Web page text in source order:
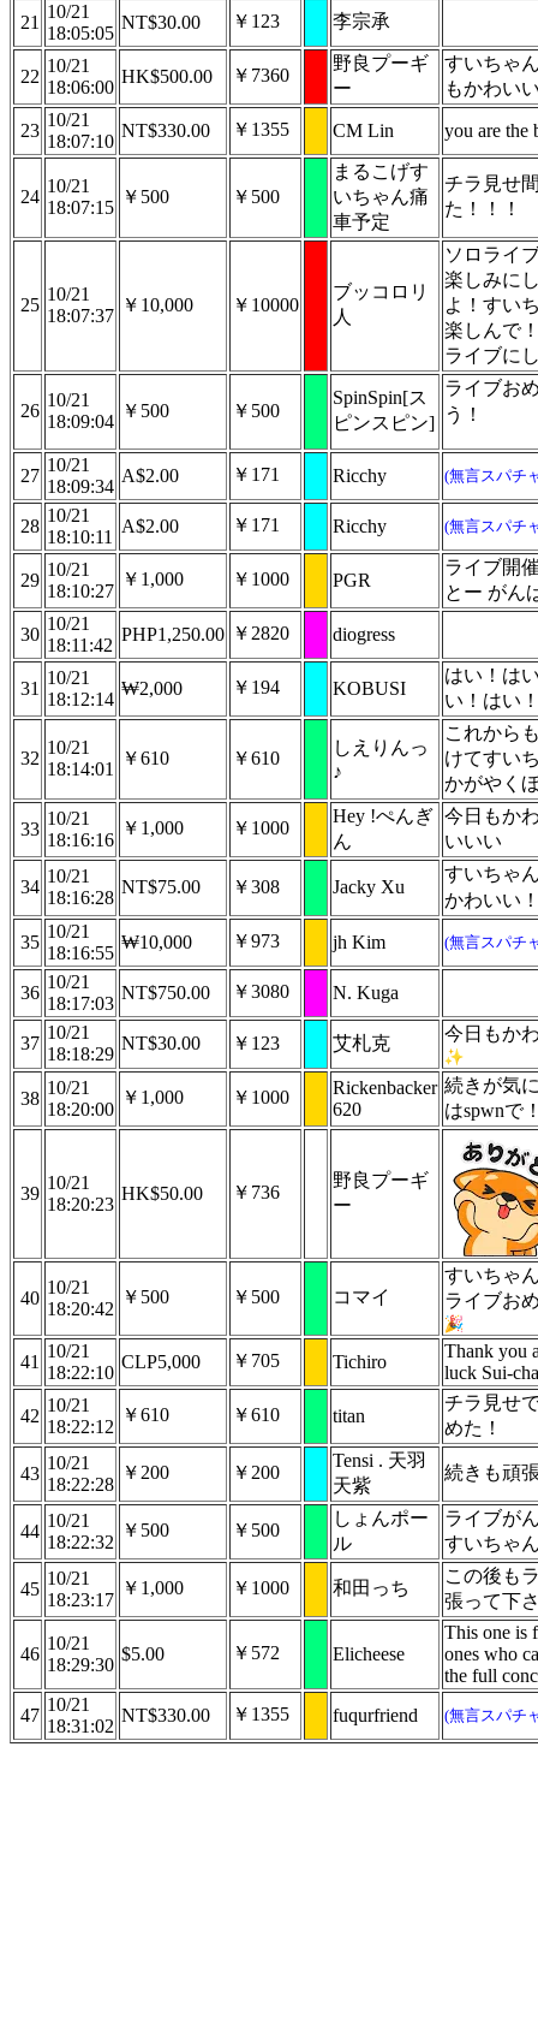
21
10/21
18:05:05
NT$30.00 ￥123 李宗承
22
10/21
18:06:00
HK$500.00 ￥7360
野良プーギ
ー
すいちゃ
もかわい
23
10/21
18:07:10
NT$330.00 ￥1355 CM Lin you are the
24
10/21
18:07:15
￥500 ￥500
まるこげす
いちゃん痛
車予定
チラ見せ
た！！！
25
10/21
18:07:37
￥10,000 ￥10000
ブッコロリ
人
ソロライ
楽しみに
よ！すい
楽しんで
ライブに
26
10/21
18:09:04
￥500 ￥500
SpinSpin[ス
ピンスピン]
ライブお
う！
27
10/21
18:09:34
A$2.00 ￥171 Ricchy (無言スパチ
28
10/21
18:10:11
A$2.00 ￥171 Ricchy (無言スパチ
29
10/21
18:10:27
￥1,000 ￥1000 PGR
ライブ開
とー がん
30
10/21
18:11:42
PHP1,250.00 ￥2820 diogress
31
10/21
18:12:14
₩2,000 ￥194 KOBUSI
はい！は
い！はい
32
10/21
18:14:01
￥610 ￥610
しえりんっ
♪
これから
けてすい
かがやく
33
10/21
18:16:16
￥1,000 ￥1000
Hey !ぺんぎ
ん
今日もか
いいい
34
10/21
18:16:28
NT$75.00 ￥308 Jacky Xu
すいちゃ
かわいい
35
10/21
18:16:55
₩10,000 ￥973 jh Kim (無言スパチ
36
10/21
18:17:03
NT$750.00 ￥3080 N. Kuga
37
10/21
18:18:29
NT$30.00 ￥123 艾札克 今日もか
38
10/21
18:20:00
￥1,000 ￥1000
Rickenbacker
620
続きが気
はspwnで
39
10/21
18:20:23
HK$50.00 ￥736
野良プーギ
ー
40
10/21
18:20:42
￥500 ￥500 コマイ
すいちゃ
ライブお
41
10/21
18:22:10
CLP5,000 ￥705 Tichiro
Thank you
luck Sui-
42
10/21
18:22:12
￥610 ￥610 titan
チラ見せ
めた！
43
10/21
18:22:28
￥200 ￥200
Tensi . 天羽
天紫
続きも頑
44
10/21
18:22:32
￥500 ￥500
しょんポー
ル
ライブが
すいちゃ
45
10/21
18:23:17
￥1,000 ￥1000 和田っち
この後も
張って下
46
10/21
18:29:30
$5.00 ￥572 Elicheese
This one is
ones who
the full
47
10/21
18:31:02
NT$330.00 ￥1355 fuqurfriend (無言スパチ